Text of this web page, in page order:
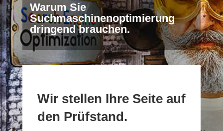
Warum Sie
Suchmaschinenoptimierung
dringend brauchen.
Wir stellen Ihre Seite auf
den Prüfstand.